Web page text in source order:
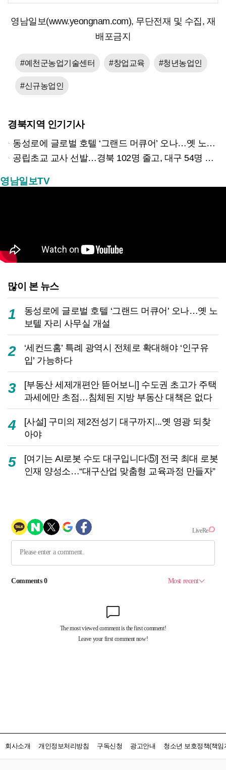
영남일보(www.yeongnam.com), 무단전재 및 수집, 재
배포금지
#예천군농업기술센터 #창업교육 #청년농업인
#신규농업인
경북지역 인기기사
동성로에 글로벌 호텔 ‘그랜드 머큐어’ 오나…옛 노보텔 자리 사무실 개설
공립초교 교사 선발…경북 102명 줄고, 대구 54명 늘리고
영남일보TV
많이 본 뉴스
1
동성로에 글로벌 호텔 ‘그랜드 머큐어’ 오나…옛 노
보텔 자리 사무실 개설
2
‘세컨드홈’ 특례 광역시 전체로 확대해야 ‘인구유
입’ 가능하다
3
[부동산 세제개편안 뜯어보니] 수도권 초고가 주택
과세에만 초점…침체된 지방 부동산 대책은 없다
4
[사설] 구미의 제2전성기 대구까지...옛 영광 되찾
아야
5
[여기는 AI로봇 수도 대구입니다⑤] 전국 최대 로봇
인재 양성소…“대구산업 맞춤형 교육과정 만들자”
회사소개 개인정보처리방침 구독신청 광고안내 청소년 보호정책(책임